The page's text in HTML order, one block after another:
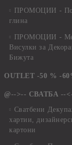
ПРОМОЦИИ -
глина
ПРОМОЦИИ -
Висулки за
Бижута
OUTLET -50 % -
@-->-- СВАТБА --
Сватбени
хартии,
картони